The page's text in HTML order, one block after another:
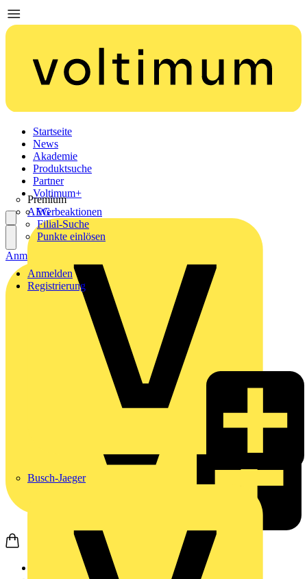
Startseite
News
Akademie
Produktsuche
Partner
Premium
AEG
Busch-Jaeger
Voltimum+
Werbeaktionen
Filial-Suche
Punkte einlösen
Anmelden
Registrierung
Anmelden